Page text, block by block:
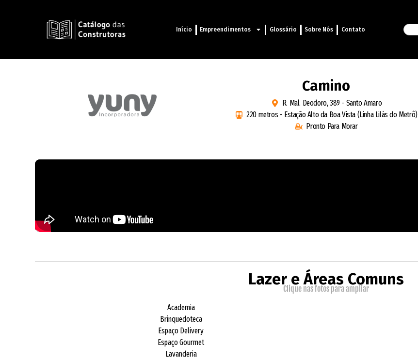
Início Empreendimentos Glossário Sobre Nós Contato
Camino
R. Mal. Deodoro, 389 - Santo Amaro
220 metros - Estação Alto da Boa Vista (Linha Lilás do Metrô)
Pronto Para Morar
Lazer e Áreas Comuns
Clique nas fotos para ampliar
Academia
Brinquedoteca
Espaço Delivery
Espaço Gourmet
Lavanderia